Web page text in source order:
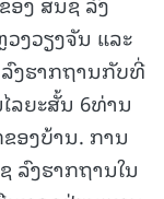
ງວຽງຈັນ ແລະ
ລົງຮາກຖານກັບທີ່
ລຍະສັ້ນ 6ທ່ານ
ອງບ້ານ. ການ
ລົງຮາກຖານໃນ